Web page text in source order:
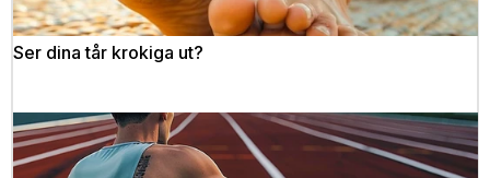
Ser dina tår krokiga ut?